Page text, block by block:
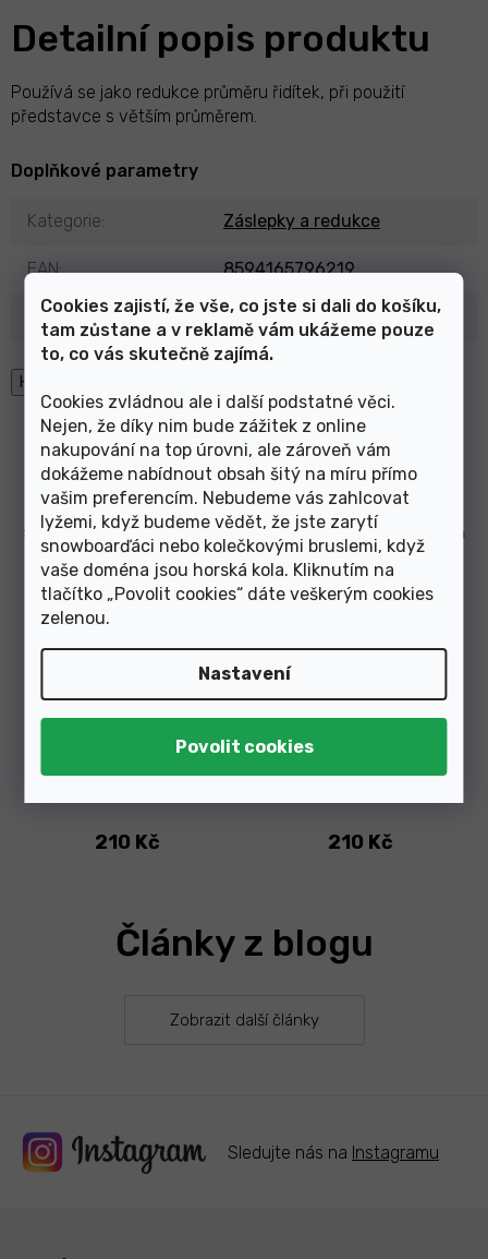
Cookies zajistí, že vše, co jste si dali do košíku,
tam zůstane a v reklamě vám ukážeme pouze
to, co vás skutečně zajímá.
Cookies zvládnou ale i další podstatné věci.
Nejen, že díky nim bude zážitek z online
nakupování na top úrovni, ale zároveň vám
dokážeme nabídnout obsah šitý na míru přímo
vašim preferencím. Nebudeme vás zahlcovat
lyžemi, když budeme vědět, že jste zarytí
snowboarďáci nebo kolečkovými bruslemi, když
vaše doména jsou horská kola. Kliknutím na
tlačítko „Povolit cookies“ dáte veškerým cookies
zelenou.
Nastavení
Detailní popis produktu
Používá se jako redukce průměru řidítek, při použití
představce s větším průměrem.
Doplňkové parametry
Kategorie: Záslepky a redukce
EAN: 8594165796219
Výrobce: Shaman Racing
High-contrast mode
Mohlo by Vás zajímat
redukce řídítek
ShamanRacing 31,8/22,2mm
210 Kč
redukce řídítek
ShamanRacing 31,8/28,6mm
210 Kč
Články z blogu
Zobrazit další články
Sledujte nás na Instagramu